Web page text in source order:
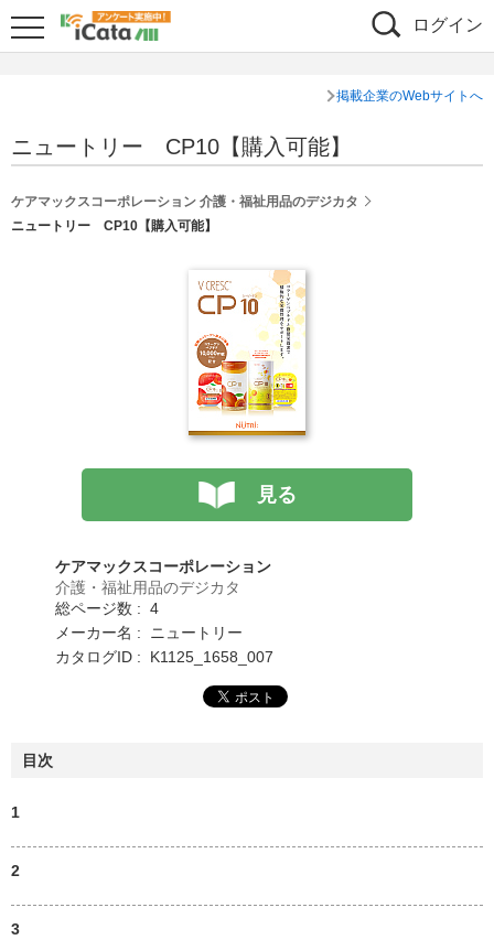
ログイン
掲載企業のWebサイトへ
ニュートリー CP10【購入可能】
ケアマックスコーポレーション 介護・福祉用品のデジカタ
ニュートリー CP10【購入可能】
見る
ケアマックスコーポレーション
介護・福祉用品のデジカタ
総ページ数 : 4
メーカー名 : ニュートリー
カタログID : K1125_1658_007
目次
1
2
3